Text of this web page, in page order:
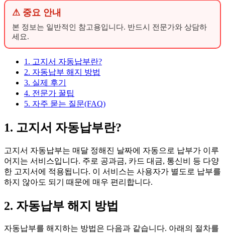
⚠ 중요 안내
본 정보는 일반적인 참고용입니다. 반드시 전문가와 상담하
세요.
1. 고지서 자동납부란?
2. 자동납부 해지 방법
3. 실제 후기
4. 전문가 꿀팁
5. 자주 묻는 질문(FAQ)
1. 고지서 자동납부란?
고지서 자동납부는 매달 정해진 날짜에 자동으로 납부가 이루
어지는 서비스입니다. 주로 공과금, 카드 대금, 통신비 등 다양
한 고지서에 적용됩니다. 이 서비스는 사용자가 별도로 납부를
하지 않아도 되기 때문에 매우 편리합니다.
2. 자동납부 해지 방법
자동납부를 해지하는 방법은 다음과 같습니다. 아래의 절차를